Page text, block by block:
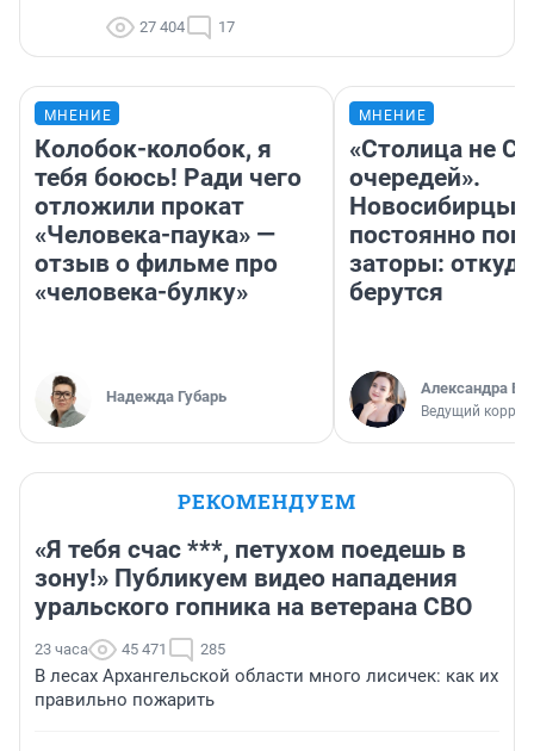
27 404 17
МНЕНИЕ
Колобок-колобок, я
тебя боюсь! Ради чего
отложили прокат
«Человека-паука» —
отзыв о фильме про
«человека-булку»
Надежда Губарь
МНЕНИЕ
«Столица не
очередей».
Новосибирцы
постоянно
заторы:
берутся
Александра
Ведущий
РЕКОМЕНДУЕМ
«Я тебя счас ***, петухом поедешь в
зону!» Публикуем видео нападения
уральского гопника на ветерана СВО
23 часа 45 471 285
В лесах Архангельской области много лисичек: как их
правильно пожарить